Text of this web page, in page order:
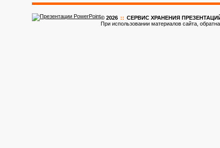
© 2026 :: CЕРВИС ХРАНЕНИЯ ПРЕЗЕНТАЦИЙ
При использовании материалов сайта,